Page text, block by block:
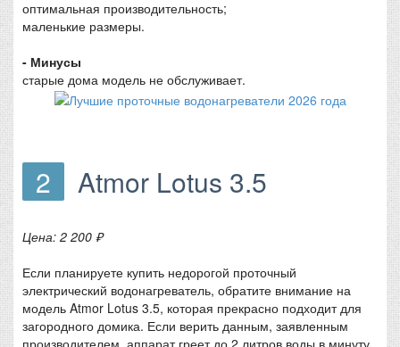
оптимальная производительность;
маленькие размеры.
- Минусы
старые дома модель не обслуживает.
2 Atmor Lotus 3.5
Цена: 2 200 ₽
Если планируете купить недорогой проточный
электрический водонагреватель, обратите внимание на
модель Atmor Lotus 3.5, которая прекрасно подходит для
загородного домика. Если верить данным, заявленным
производителем, аппарат греет до 2 литров воды в минуту.